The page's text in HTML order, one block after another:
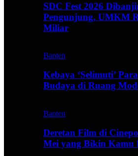
SDC Fest 2026
Pengunjung, UMKM
Miliar
Banten
Kebaya ‘Selimuti’
Budaya di Ruang
Banten
Deretan Film di
Mei yang Bikin Kamu